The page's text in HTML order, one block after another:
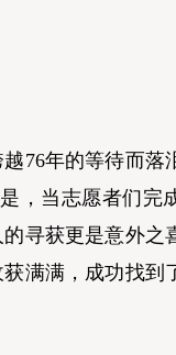
76年的等待而落
，当志愿者们完
寻获更是意外之
满满，成功找到